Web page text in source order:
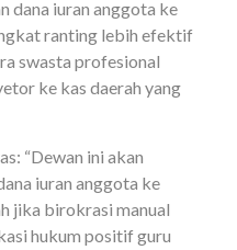
dana iuran anggota ke
ranting lebih efektif
swasta profesional
ke kas daerah yang
“Dewan ini akan
iuran anggota ke
jika birokrasi manual
hukum positif guru